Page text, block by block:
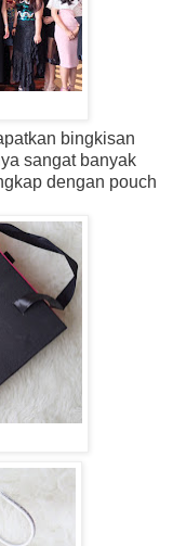
bingkisan
sangat banyak
dengan pouch